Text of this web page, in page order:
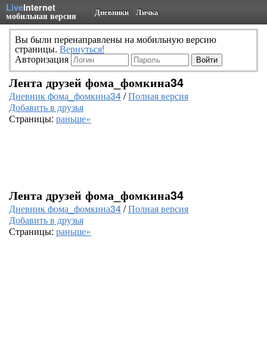
LiveInternet
мобильная версия Дневники Личка
Вы были перенаправлены на мобильную версию
страницы. Вернуться!
Авторизация
Лента друзей фома_фомкина34
Дневник фома_фомкина34/Полная версия
Добавить в друзья
Страницы: раньше»
Лента друзей фома_фомкина34
Дневник фома_фомкина34/Полная версия
Добавить в друзья
Страницы: раньше»